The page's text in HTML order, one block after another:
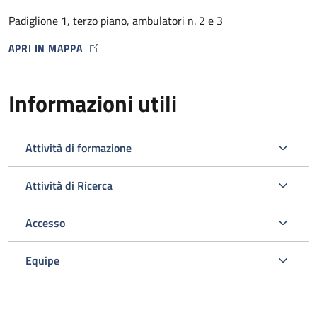
presso lo stesso Ambulatorio HIV) .
L’ambulatorio si occupa inoltre dello screening e della gestione
delle comorbosità correlate all’infezione da HIV programmando
gli esami ematici o strumentali e le visite specialistiche
opportuni nell’ambito del Policlinico.
Padiglione 1, terzo piano, ambulatori n. 2 e 3
APRI IN MAPPA
MAP ICON
Informazioni utili
Attività di formazione
Attività di Ricerca
Accesso
Equipe